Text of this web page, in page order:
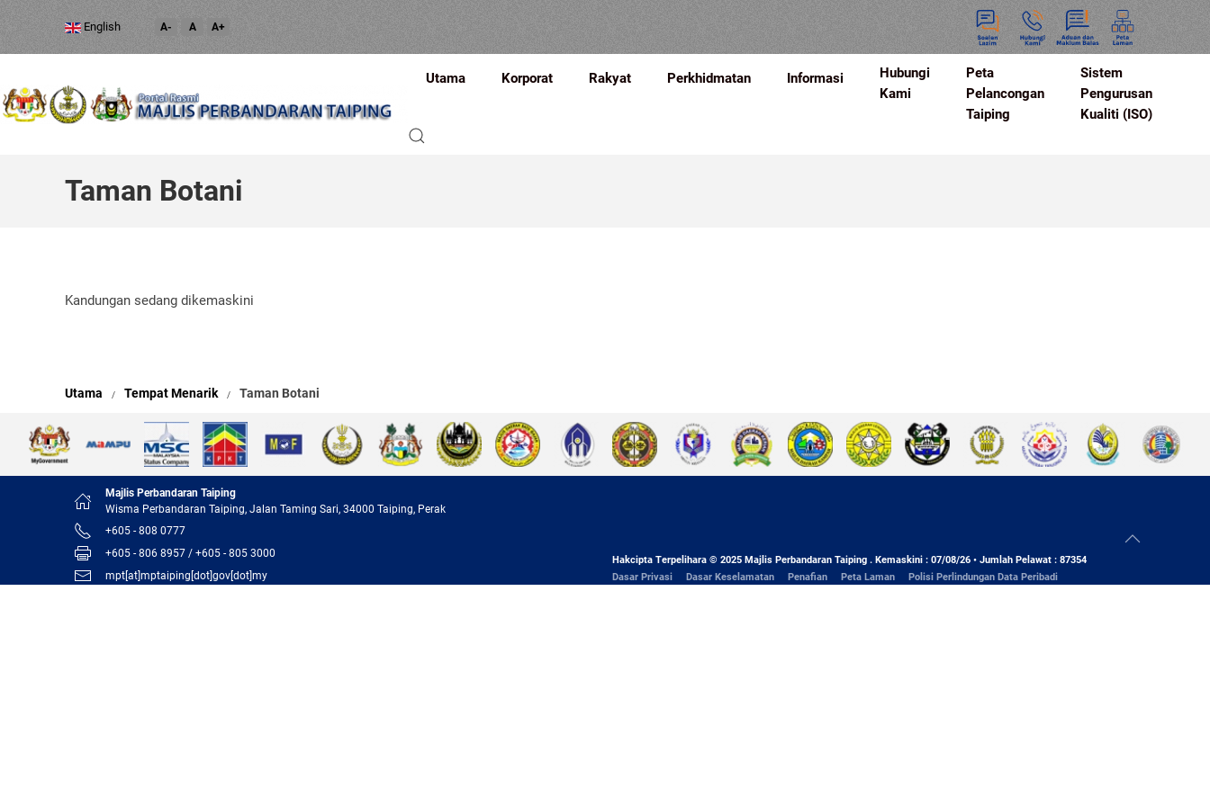
English A- A A+
Utama Korporat Rakyat Perkhidmatan Informasi
Hubungi
Kami
Peta
Pelancongan
Taiping
Sistem
Pengurusan
Kualiti (ISO)
Taman Botani
Kandungan sedang dikemaskini
Utama Tempat Menarik Taman Botani
Majlis Perbandaran Taiping
Wisma Perbandaran Taiping, Jalan Taming Sari, 34000 Taiping, Perak
+605 - 808 0777
+605 - 806 8957 / +605 - 805 3000
mpt[at]mptaiping[dot]gov[dot]my
Hakcipta Terpelihara © 2025 Majlis Perbandaran Taiping . Kemaskini : 07/08/26 • Jumlah Pelawat : 87354
Dasar Privasi
Dasar Keselamatan Penafian Peta Laman Polisi Perlindungan Data Peribadi